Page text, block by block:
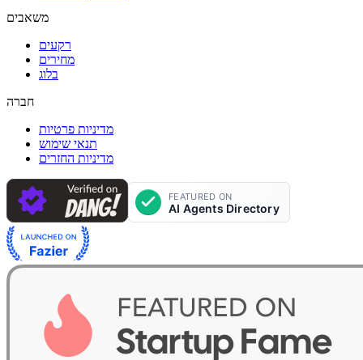
משאבים
רקעים
מחירים
בלוג
חברה
מדיניות פרטיות
תנאי שימוש
מדיניות החזרים